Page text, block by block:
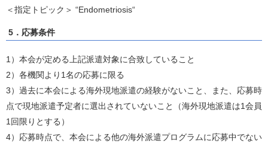
＜指定トピック＞ “Endometriosis“
5．応募条件
1）本会が定める上記派遣対象に合致していること
2）各機関より1名の応募に限る
3）過去に本会による海外現地派遣の経験がないこと、また、応募時
点で現地派遣予定者に選出されていないこと（海外現地派遣は1会員
1回限りとする）
4）応募時点で、本会による他の海外派遣プログラムに応募中でない